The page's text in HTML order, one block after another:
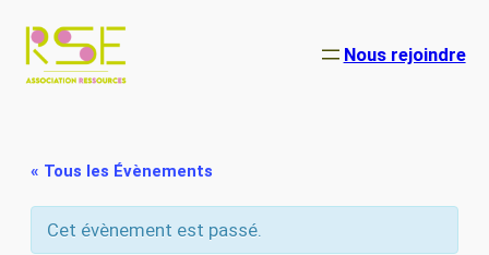
Nous rejoindre
« Tous les Évènements
Cet évènement est passé.